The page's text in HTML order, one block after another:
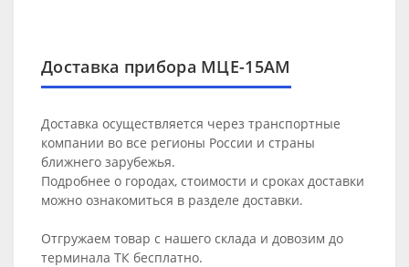
Доставка прибора МЦЕ-15АМ
Доставка осуществляется через транспортные
компании во все регионы России и страны
ближнего зарубежья.
Подробнее о городах, стоимости и сроках доставки
можно ознакомиться в разделе доставки.
Отгружаем товар с нашего склада и довозим до
терминала ТК бесплатно.